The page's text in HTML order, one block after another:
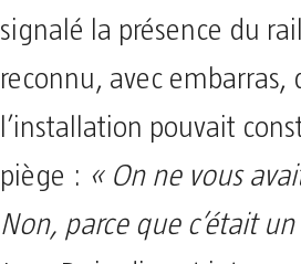
signalé la présence du
reconnu, avec embarras,
l’installation pouvait
piège : « On ne vous
Non, parce que c’était